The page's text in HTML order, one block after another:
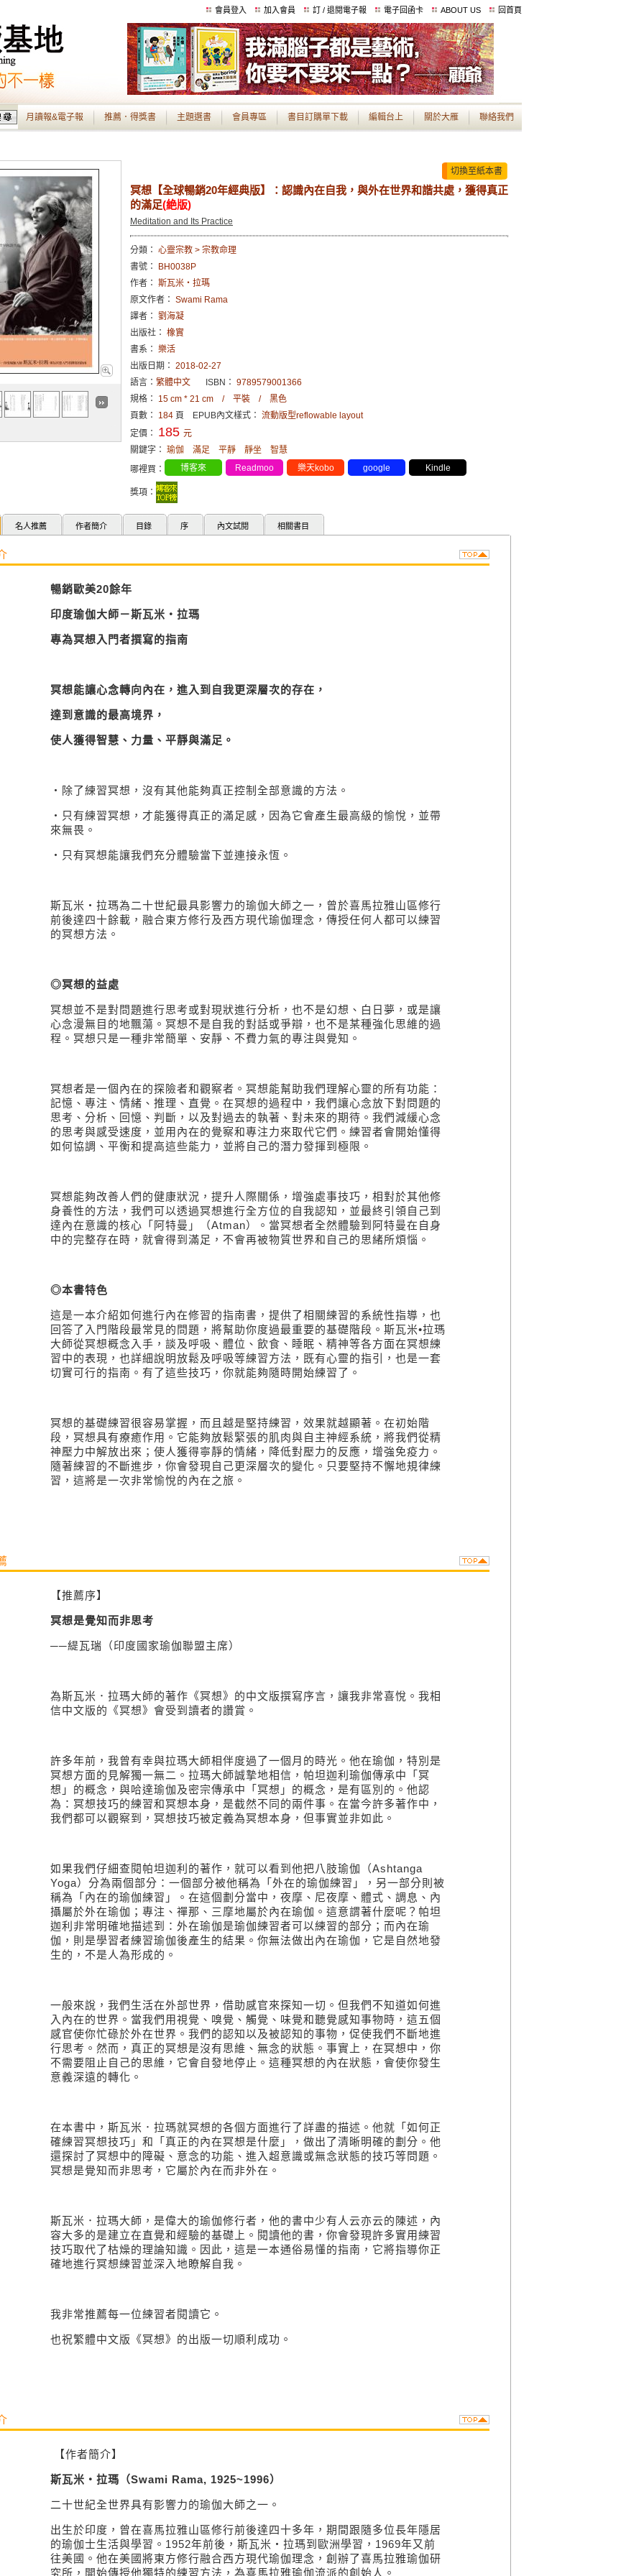
會員登入 加入會員 訂 / 退閱電子報 電子回函卡 ABOUT US 回首頁
月讀報&電子報 推薦．得獎書 主題選書 會員專區 書目訂購單下載 編輯台上 關於大雁 聯絡我們
切換至紙本書
冥想【全球暢銷20年經典版】：認識內在自我，與外在世界和諧共處，獲得真正
的滿足(絶版)
Meditation and Its Practice
分類： 心靈宗教 > 宗教命理
書號：
BH0038P
作者： 斯瓦米‧拉瑪
原文作者： Swami Rama
譯者： 劉海凝
出版社： 橡實
書系： 樂活
出版日期： 2018-02-27
語言： 繁體中文 ISBN： 9789579001366
規格： 15 cm * 21 cm / 平裝 / 黑色
頁數： 184 頁 EPUB內文樣式： 流動版型reflowable layout
定價： 185 元
關鍵字： 瑜伽 滿足 平靜 靜坐
智慧
哪裡買：
博客來 Readmoo 樂天kobo google Kindle
獎項：
名人推薦 作者簡介 目錄 序 內文試閱 相關書目
暢銷歐美20餘年
印度瑜伽大師－斯瓦米‧拉瑪
專為冥想入門者撰寫的指南
冥想能讓心念轉向內在，進入到自我更深層次的存在，
達到意識的最高境界，
使人獲得智慧、 力量、 平靜與滿足。
‧除了練習冥想，沒有其他能夠真正控制全部意識的方法。
‧只有練習冥想，才能獲得真正的滿足感，因為它會產生最高級的愉悅，並帶
來無畏。
‧只有冥想能讓我們充分體驗當下並連接永恆。
斯瓦米‧拉瑪為二十世紀最具影響力的瑜伽大師之一，曾於喜馬拉雅山區修行
前後達四十餘載，融合東方修行及西方現代瑜伽理念，傳授任何人都可以練習
的冥想方法。
◎冥想的益處
冥想並不是對問題進行思考或對現狀進行分析，也不是幻想、白日夢，或是讓
心念漫無目的地飄蕩。冥想不是自我的對話或爭辯，也不是某種強化思維的過
程。冥想只是一種非常簡單、安靜、不費力氣的專注與覺知。
冥想者是一個內在的探險者和觀察者。冥想能幫助我們理解心靈的所有功能：
記憶、專注、情緒、推理、直覺。在冥想的過程中，我們讓心念放下對問題的
思考、分析、回憶、判斷，以及對過去的執著、對未來的期待。我們減緩心念
的思考與感受速度，並用內在的覺察和專注力來取代它們。練習者會開始懂得
如何協調、平衡和提高這些能力，並將自己的潛力發揮到極限。
冥想能夠改善人們的健康狀況，提升人際關係，增強處事技巧，相對於其他修
身養性的方法，我們可以透過冥想進行全方位的自我認知，並最終引領自己到
達內在意識的核心「阿特曼」（Atman）。當冥想者全然體驗到阿特曼在自身
中的完整存在時，就會得到滿足，不會再被物質世界和自己的思緒所煩惱。
◎本書特色
這是一本介紹如何進行內在修習的指南書， 提供了相關練習的系統性指導，也
回答了入門階段最常見的問題，將幫助你度過最重要的基礎階段。 斯瓦米•拉瑪
大師從冥想概念入手，談及呼吸、體位、飲食、睡眠、精神等各方面在冥想練
習中的表現，也詳細說明放鬆及呼吸等練習方法，既有心靈的指引，也是一套
切實可行的指南。 有了這些技巧，你就能夠隨時開始練習了。
冥想的基礎練習很容易掌握，而且越是堅持練習，效果就越顯著。 在初始階
段，冥想具有療癒作用。它能夠放鬆緊張的肌肉與自主神經系統，將我們從精
神壓力中解放出來；使人獲得寧靜的情緒，降低對壓力的反應，增強免疫力。
隨著練習的不斷進步，你會發現自己更深層次的變化。只要堅持不懈地規律練
習，這將是一次非常愉悅的內在之旅。
【推薦序】
冥想是覺知而非思考
──緹瓦瑞（印度國家瑜伽聯盟主席）
為斯瓦米．拉瑪大師的著作《冥想》的中文版撰寫序言，讓我非常喜悅。我相
信中文版的《冥想》會受到讀者的讚賞。
許多年前，我曾有幸與拉瑪大師相伴度過了一個月的時光。他在瑜伽，特別是
冥想方面的見解獨一無二。拉瑪大師誠摯地相信，帕坦迦利瑜伽傳承中「冥
想」的概念，與哈達瑜伽及密宗傳承中「冥想」的概念，是有區別的。他認
為：冥想技巧的練習和冥想本身，是截然不同的兩件事。在當今許多著作中，
我們都可以觀察到，冥想技巧被定義為冥想本身，但事實並非如此。
如果我們仔細查閱帕坦迦利的著作，就可以看到他把八肢瑜伽（Ashtanga
Yoga）分為兩個部分：一個部分被他稱為「外在的瑜伽練習」，另一部分則被
稱為「內在的瑜伽練習」。在這個劃分當中，夜摩、尼夜摩、體式、調息、內
攝屬於外在瑜伽；專注、禪那、三摩地屬於內在瑜伽。這意謂著什麼呢？帕坦
迦利非常明確地描述到：外在瑜伽是瑜伽練習者可以練習的部分；而內在瑜
伽，則是學習者練習瑜伽後產生的結果。你無法做出內在瑜伽，它是自然地發
生的，不是人為形成的。
一般來說，我們生活在外部世界，借助感官來探知一切。但我們不知道如何進
入內在的世界。當我們用視覺、嗅覺、觸覺、味覺和聽覺感知事物時，這五個
感官使你忙碌於外在世界。我們的認知以及被認知的事物，促使我們不斷地進
行思考。然而，真正的冥想是沒有思維、無念的狀態。事實上，在冥想中，你
不需要阻止自己的思維，它會自發地停止。這種冥想的內在狀態，會使你發生
意義深遠的轉化。
在本書中，斯瓦米．拉瑪就冥想的各個方面進行了詳盡的描述。他就「如何正
確練習冥想技巧」和「真正的內在冥想是什麼」，做出了清晰明確的劃分。他
還探討了冥想中的障礙、意念的功能、進入超意識或無念狀態的技巧等問題。
冥想是覺知而非思考，它屬於內在而非外在。
斯瓦米．拉瑪大師，是偉大的瑜伽修行者，他的書中少有人云亦云的陳述，內
容大多的是建立在直覺和經驗的基礎上。閱讀他的書，你會發現許多實用練習
技巧取代了枯燥的理論知識。因此，這是一本通俗易懂的指南，它將指導你正
確地進行冥想練習並深入地瞭解自我。
我非常推薦每一位練習者閱讀它。
也祝繁體中文版《冥想》的出版一切順利成功。
【作者簡介】
斯瓦米 ‧ 拉瑪 （Swami Rama, 1925~1996）
二十世紀全世界具有影響力的瑜伽大師之一。
出生於印度，曾在喜馬拉雅山區修行前後達四十多年，期間跟隨多位長年隱居
的瑜伽士生活與學習。 1952年前後，斯瓦米 ‧ 拉瑪到歐洲學習， 1969年又前
往美國。他在美國將東方修行融合西方現代瑜伽理念，創辦了喜馬拉雅瑜伽研
究所，開始傳授他獨特的練習方法，為喜馬拉雅瑜伽流派的創始人。